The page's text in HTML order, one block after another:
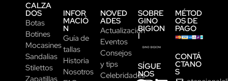
CALZA
DOS
Botas
Botines
Mocasines
Sandalias
Stilettos
INFOR
MACIÓ
N
Guía de
tallas
Historia
Nosotros
NOVED
ADES
Actualización
Eventos
Consejos
y tips
Celebridades
SOBRE
GINO
BIGION
I
SÍGUE
NOS
MÉTOD
OS DE
PAGO
CONTÁ
CTANO
S